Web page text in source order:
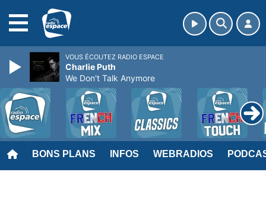
BONS PLANS INFOS WEBRADIOS
VOUS ÉCOUTEZ RADIO ESPACE
Charlie Puth
We Don't Talk Anymore